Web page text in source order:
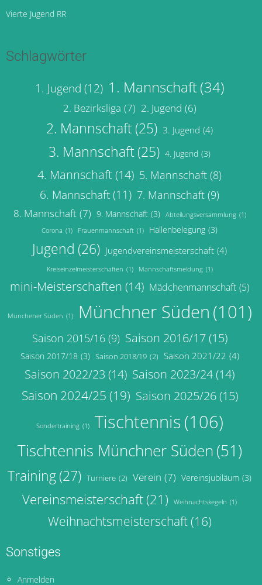
Vierte Jugend RR
Schlagwörter
1. Jugend (12) 1. Mannschaft(34)
2. Bezirksliga (7) 2. Jugend (6)
2. Mannschaft (25) 3. Jugend (4)
3. Mannschaft (25) 4. Jugend (3)
4. Mannschaft(14) 5. Mannschaft (8)
6. Mannschaft(11) 7. Mannschaft (9)
8. Mannschaft (7) 9. Mannschaft (3) Abteilungsversammlung (1)
Corona (1) Frauenmannschaft (1) Hallenbelegung (3)
Jugend (26) Jugendvereinsmeisterschaft (4)
Kreiseinzelmeisterschaften (1) Mannschaftsmeldung (1)
mini-Meisterschaften (14) Mädchenmannschaft (5)
Münchener Süden (1) Münchner Süden (101)
Saison 2015/16 (9) Saison 2016/17(15)
Saison 2017/18 (3) Saison 2018/19 (2) Saison 2021/22 (4)
Saison 2022/23 (14) Saison 2023/24(14)
Saison 2024/25 (19) Saison 2025/26(15)
Sondertraining (1) Tischtennis(106)
Tischtennis Münchner Süden(51)
Training(27) Turniere (2) Verein (7) Vereinsjubiläum (3)
Vereinsmeisterschaft (21) Weihnachtskegeln (1)
Weihnachtsmeisterschaft(16)
Sonstiges
Anmelden